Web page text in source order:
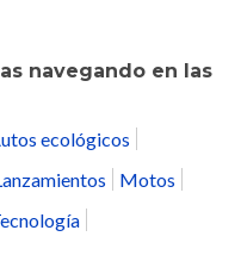
navegando en las
ecológicos
Motos